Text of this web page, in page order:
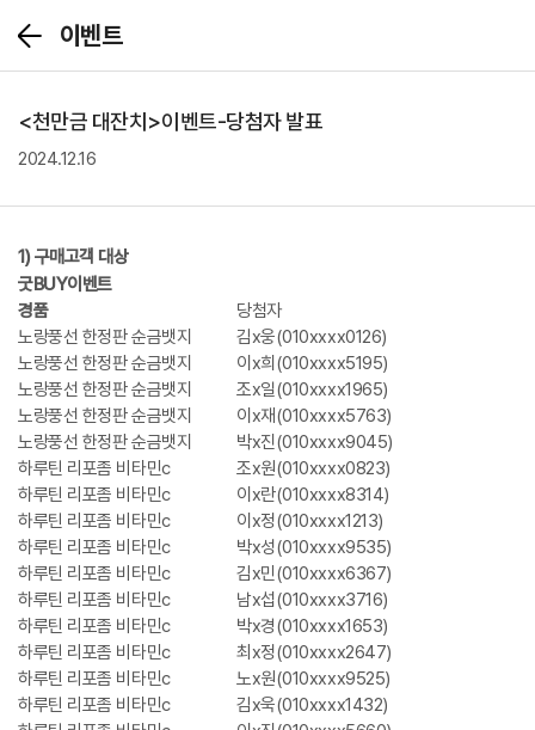
뒤
로
기
이벤트
<천만금 대잔치>이벤트-당첨자 발표
2024.12.16
1) 구매고객 대상
굿BUY이벤트
경품
당첨자
노랑풍선 한정판 순금뱃지
김x웅(010xxxx0126)
노랑풍선 한정판 순금뱃지
이x희(010xxxx5195)
노랑풍선 한정판 순금뱃지
조x일(010xxxx1965)
노랑풍선 한정판 순금뱃지
이x재(010xxxx5763)
노랑풍선 한정판 순금뱃지
박x진(010xxxx9045)
하루틴 리포좀 비타민c
조x원(010xxxx0823)
하루틴 리포좀 비타민c
이x란(010xxxx8314)
하루틴 리포좀 비타민c
이x정(010xxxx1213)
하루틴 리포좀 비타민c
박x성(010xxxx9535)
하루틴 리포좀 비타민c
김x민(010xxxx6367)
하루틴 리포좀 비타민c
남x섭(010xxxx3716)
하루틴 리포좀 비타민c
박x경(010xxxx1653)
하루틴 리포좀 비타민c
최x정(010xxxx2647)
하루틴 리포좀 비타민c
노x원(010xxxx9525)
하루틴 리포좀 비타민c
김x욱(010xxxx1432)